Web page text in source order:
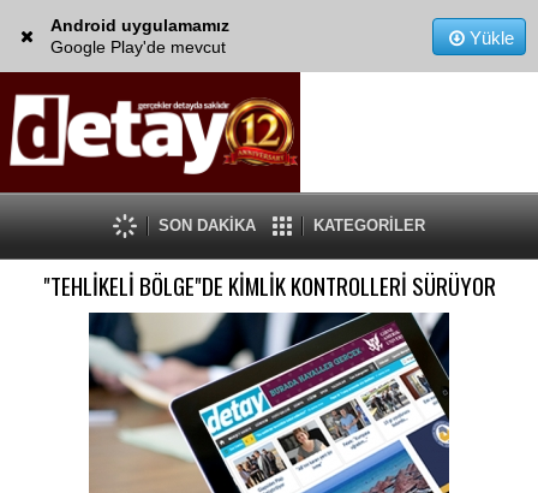
Android uygulamamız
Google Play'de mevcut
Yükle
SON DAKİKA KATEGORİLER
"TEHLİKELİ BÖLGE"DE KİMLİK KONTROLLERİ SÜRÜYOR